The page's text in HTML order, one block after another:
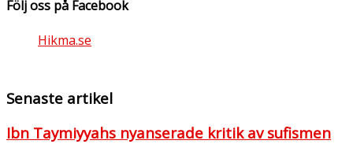
Följ oss på Facebook
Hikma.se
Senaste artikel
Ibn Taymiyyahs nyanserade kritik av sufismen